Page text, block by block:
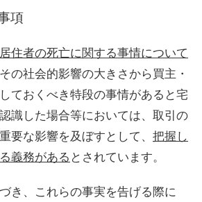
項
住者の死亡に関する事情について
の社会的影響の大きさから買主・
ておくべき特段の事情があると宅
識した場合等においては、取引の
要な影響を及ぼすとして、 把握し
義務がある とされています。
き、これらの事実を告げる際に